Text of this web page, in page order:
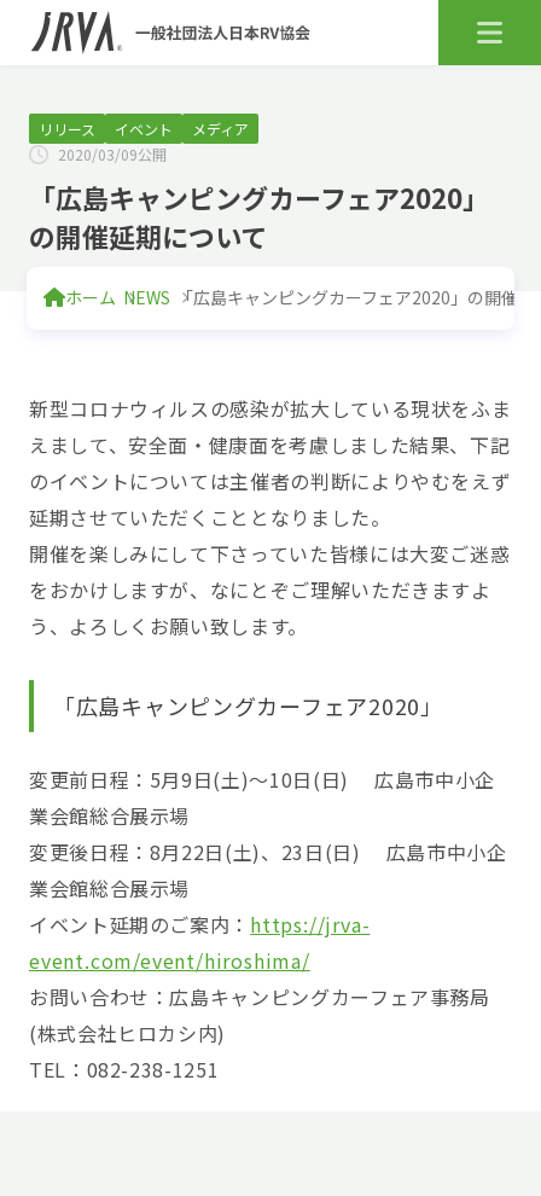
リリース イベント
メディア
2020/03/09公開
「広島キャンピングカーフェア2020」
の開催延期について
ホーム NEWS 「広島キャンピングカーフェア2020」の開催
新型コロナウィルスの感染が拡大している現状をふま
えまして、安全面・健康面を考慮しました結果、下記
のイベントについては主催者の判断によりやむをえず
延期させていただくこととなりました。
開催を楽しみにして下さっていた皆様には大変ご迷惑
をおかけしますが、なにとぞご理解いただきますよ
う、よろしくお願い致します。
「広島キャンピングカーフェア2020」
変更前日程：5月9日(土)～10日(日) 広島市中小企
業会館総合展示場
変更後日程：8月22日(土)、23日(日) 広島市中小企
業会館総合展示場
イベント延期のご案内： https://jrva-
event.com/event/hiroshima/
お問い合わせ：広島キャンピングカーフェア事務局
(株式会社ヒロカシ内)
TEL：082-238-1251